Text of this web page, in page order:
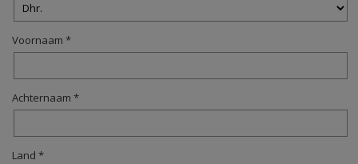
Voornaam *
Achternaam *
Land *